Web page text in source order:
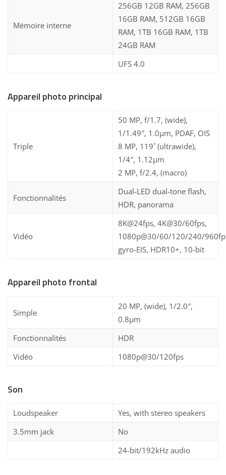
Mémoire interne
256GB 12GB RAM, 256GB
16GB RAM, 512GB 16GB
RAM, 1TB 16GB RAM, 1TB
24GB RAM
UFS 4.0
Appareil photo principal
Triple
50 MP, f/1.7, (wide),
1/1.49″, 1.0µm, PDAF, OIS
8 MP, 119˚ (ultrawide),
1/4″, 1.12µm
2 MP, f/2.4, (macro)
Fonctionnalités
Dual-LED dual-tone flash,
HDR, panorama
Vidéo
8K@24fps, 4K@30/60fps,
1080p@30/60/120/240/
gyro-EIS, HDR10+, 10-bit
Appareil photo frontal
Simple
20 MP, (wide), 1/2.0″,
0.8µm
Fonctionnalités
HDR
Vidéo
1080p@30/120fps
Son
Loudspeaker
Yes, with stereo speakers
3.5mm jack
No
24-bit/192kHz audio